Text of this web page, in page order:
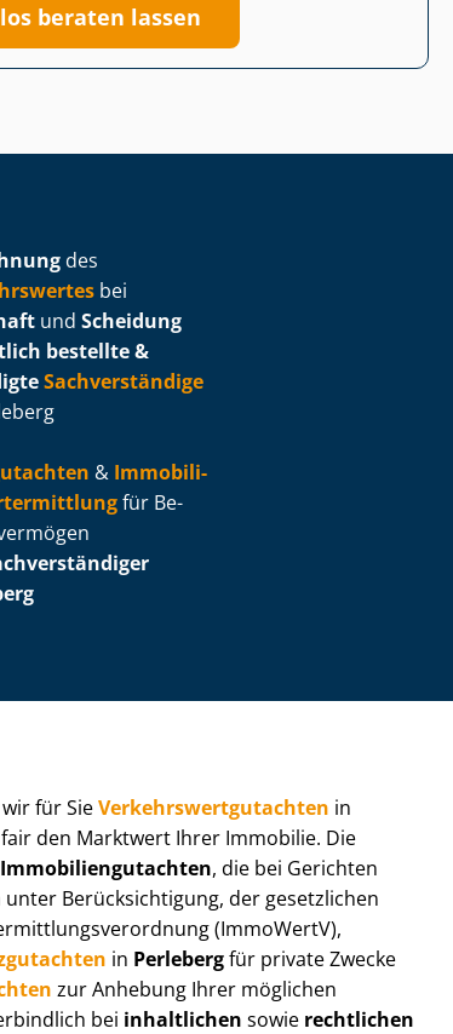
beraten lassen
des
bei
und Scheidung
bestellte &
Sachverständige
& Im­mo­bi­li­
für Be­
für SieVer­kehrs­wert­gut­ach­ten in
den Marktwert Ihrer Immobilie. Die
, die bei Gerichten
Be­rück­sich­ti­gung, der gesetzlichen
(ImmoWertV),
in Perlebergfür private Zwecke
zur Anhebung Ihrer möglichen
bei inhaltlichen sowie rechtlichen